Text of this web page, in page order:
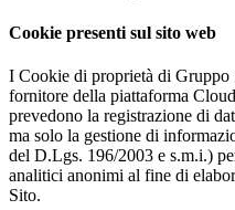
Cookie presenti sul sito web
I Cookie di proprietà di Gruppo
fornitore della piattaforma
prevedono la registrazione di
ma solo la gestione di
del D.Lgs. 196/2003 e s.m.i.)
analitici anonimi al fine di
Sito.